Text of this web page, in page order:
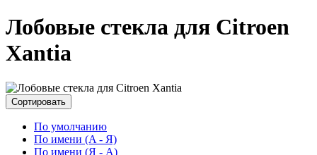
Лобовые стекла для Citroen
Xantia
Сортировать
По умолчанию
По имени (A - Я)
По имени (Я - A)